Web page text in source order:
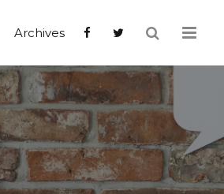
Archives